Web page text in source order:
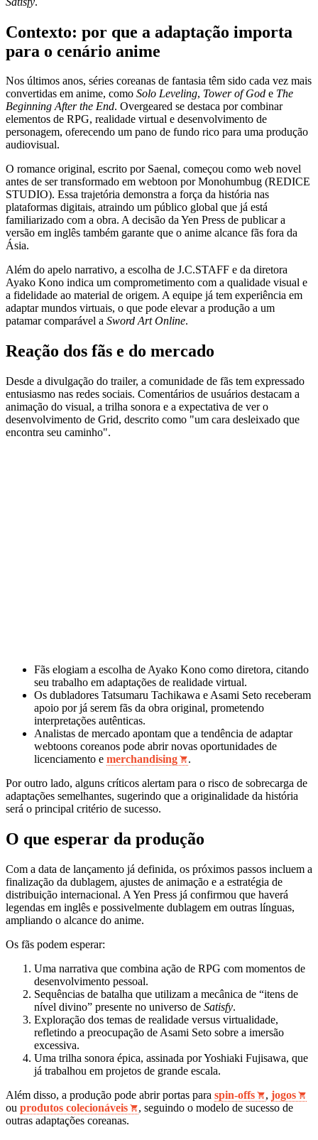
Contexto: por que a adaptação importa
para o cenário anime
Nos últimos anos, séries coreanas de fantasia têm sido cada vez mais
convertidas em anime, como Solo Leveling, Tower of God e The
Beginning After the End. Overgeared se destaca por combinar
elementos de RPG, realidade virtual e desenvolvimento de
personagem, oferecendo um pano de fundo rico para uma produção
audiovisual.
O romance original, escrito por Saenal, começou como web novel
antes de ser transformado em webtoon por Monohumbug (REDICE
STUDIO). Essa trajetória demonstra a força da história nas
plataformas digitais, atraindo um público global que já está
familiarizado com a obra. A decisão da Yen Press de publicar a
versão em inglês também garante que o anime alcance fãs fora da
Ásia.
Além do apelo narrativo, a escolha de J.C.STAFF e da diretora
Ayako Kono indica um comprometimento com a qualidade visual e
a fidelidade ao material de origem. A equipe já tem experiência em
adaptar mundos virtuais, o que pode elevar a produção a um
patamar comparável a Sword Art Online.
Reação dos fãs e do mercado
Desde a divulgação do trailer, a comunidade de fãs tem expressado
entusiasmo nas redes sociais. Comentários de usuários destacam a
animação do visual, a trilha sonora e a expectativa de ver o
desenvolvimento de Grid, descrito como "um cara desleixado que
encontra seu caminho".
Fãs elogiam a escolha de Ayako Kono como diretora, citando
seu trabalho em adaptações de realidade virtual.
Os dubladores Tatsumaru Tachikawa e Asami Seto receberam
apoio por já serem fãs da obra original, prometendo
interpretações autênticas.
Analistas de mercado apontam que a tendência de adaptar
webtoons coreanos pode abrir novas oportunidades de
licenciamento e merchandising
.
Por outro lado, alguns críticos alertam para o risco de sobrecarga de
adaptações semelhantes, sugerindo que a originalidade da história
será o principal critério de sucesso.
O que esperar da produção
Com a data de lançamento já definida, os próximos passos incluem a
finalização da dublagem, ajustes de animação e a estratégia de
distribuição internacional. A Yen Press já confirmou que haverá
legendas em inglês e possivelmente dublagem em outras línguas,
ampliando o alcance do anime.
Os fãs podem esperar:
Uma narrativa que combina ação de RPG com momentos de
desenvolvimento pessoal.
Sequências de batalha que utilizam a mecânica de “itens de
nível divino” presente no universo de Satisfy.
Exploração dos temas de realidade versus virtualidade,
refletindo a preocupação de Asami Seto sobre a imersão
excessiva.
Uma trilha sonora épica, assinada por Yoshiaki Fujisawa, que
já trabalhou em projetos de grande escala.
Além disso, a produção pode abrir portas para spin‑offs , jogos
ou produtos colecionáveis
, seguindo o modelo de sucesso de
outras adaptações coreanas.